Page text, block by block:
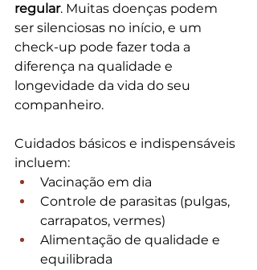
regular. Muitas doenças podem
ser silenciosas no início, e um
check-up pode fazer toda a
diferença na qualidade e
longevidade da vida do seu
companheiro.
Cuidados básicos e indispensáveis
incluem:
Vacinação em dia
Controle de parasitas (pulgas,
carrapatos, vermes)
Alimentação de qualidade e
equilibrada